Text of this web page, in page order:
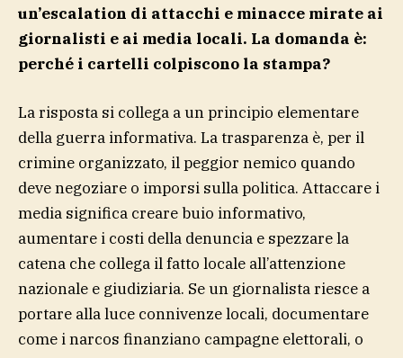
un’escalation di attacchi e minacce mirate ai
giornalisti e ai media locali. La domanda è:
perché i cartelli colpiscono la stampa?
La risposta si collega a un principio elementare
della guerra informativa. La trasparenza è, per il
crimine organizzato, il peggior nemico quando
deve negoziare o imporsi sulla politica. Attaccare i
media significa creare buio informativo,
aumentare i costi della denuncia e spezzare la
catena che collega il fatto locale all’attenzione
nazionale e giudiziaria. Se un giornalista riesce a
portare alla luce connivenze locali, documentare
come i narcos finanziano campagne elettorali, o